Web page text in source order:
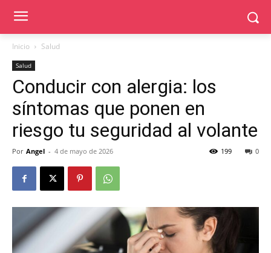
Inicio Salud
Salud
Conducir con alergia: los
síntomas que ponen en
riesgo tu seguridad al volante
Por Angel - 4 de mayo de 2026 0
199